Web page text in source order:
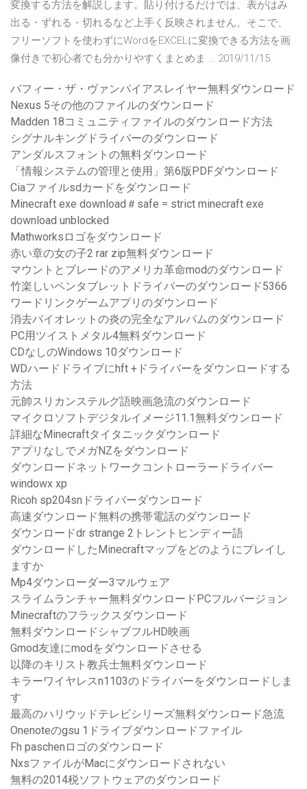
変換する方法を解説します。貼り付けるだけでは、表がはみ
出る・ずれる・切れるなど上手く反映されません。そこで、
フリーソフトを使わずにWordをEXCELに変換できる方法を画
像付きで初心者でも分かりやすくまとめま … 2019/11/15
バフィー・ザ・ヴァンパイアスレイヤー無料ダウンロード
Nexus 5その他のファイルのダウンロード
Madden 18コミュニティファイルのダウンロード方法
シグナルキングドライバーのダウンロード
アンダルスフォントの無料ダウンロード
「情報システムの管理と使用」第6版PDFダウンロード
Ciaファイルsdカードをダウンロード
Minecraft exe download＃safe = strict minecraft exe
download unblocked
Mathworksロゴをダウンロード
赤い章の女の子2 rar zip無料ダウンロード
マウントとブレードのアメリカ革命modのダウンロード
竹楽しいペンタブレットドライバーのダウンロード5366
ワードリンクゲームアプリのダウンロード
消去バイオレットの炎の完全なアルバムのダウンロード
PC用ツイストメタル4無料ダウンロード
CDなしのWindows 10ダウンロード
WDハードドライブにhft +ドライバーをダウンロードする
方法
元帥スリカンステルグ語映画急流のダウンロード
マイクロソフトデジタルイメージ11.1無料ダウンロード
詳細なMinecraftタイタニックダウンロード
アプリなしでメガNZをダウンロード
ダウンロードネットワークコントローラードライバー
windowx xp
Ricoh sp204snドライバーダウンロード
高速ダウンロード無料の携帯電話のダウンロード
ダウンロードdr strange 2トレントヒンディー語
ダウンロードしたMinecraftマップをどのようにプレイし
ますか
Mp4ダウンローダー3マルウェア
スライムランチャー無料ダウンロードPCフルバージョン
Minecraftのフラックスダウンロード
無料ダウンロードシャブフルHD映画
Gmod友達にmodをダウンロードさせる
以降のキリスト教兵士無料ダウンロード
キラーワイヤレスn1103のドライバーをダウンロードしま
す
最高のハリウッドテレビシリーズ無料ダウンロード急流
Onenoteのgsu 1ドライブダウンロードファイル
Fh paschenロゴのダウンロード
NxsファイルがMacにダウンロードされない
無料の2014税ソフトウェアのダウンロード